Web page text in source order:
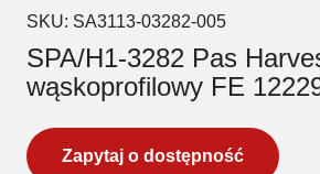
SKU: SA3113-03282-005
SPA/H1-3282 Pas
wąskoprofilowy FE
Zapytaj o dostępność